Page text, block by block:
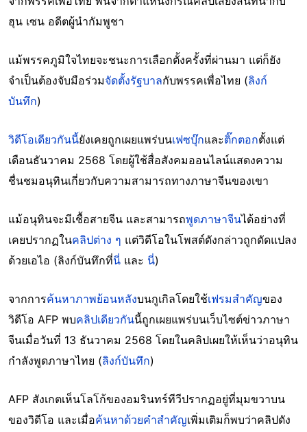
ฮุน เซน อดีตผู้นำกัมพูชา
แม้พรรคภูมิใจไทยจะชนะการเลือกตั้งครั้งที่ผ่านมา แต่ก็ยัง
จำเป็นต้องจับมือร่วมจัดตั้งรัฐบาลกับพรรคเพื่อไทย (ลิงก์
บันทึก)
วิดีโอเดียวกันนี้ยังเคยถูกเผยแพร่บนเฟซบุ๊กและติ๊กตอกตั้งแต่
เดือนธันวาคม 2568 โดยผู้ใช้สื่อสังคมออนไลน์แสดงความ
ชื่นชมอนุทินเกี่ยวกับความสามารถทางภาษาจีนของเขา
แม้อนุทินจะมีเชื้อสายจีน และสามารถพูดภาษาจีนได้อย่างที่
เคยปรากฏในคลิปต่าง ๆ แต่วิดีโอในโพสต์ดังกล่าวถูกดัดแปลง
ด้วยเอไอ (ลิงก์บันทึกที่นี่ และ นี่)
จากการค้นหาภาพย้อนหลังบนกูเกิลโดยใช้เฟรมสำคัญของ
วิดีโอ AFP พบคลิปเดียวกันนี้ถูกเผยแพร่บนเว็บไซต์ข่าวภาษา
จีนเมื่อวันที่ 13 ธันวาคม 2568 โดยในคลิปเผยให้เห็นว่าอนุทิน
กำลังพูดภาษาไทย (ลิงก์บันทึก)
AFP สังเกตเห็นโลโก้ของอมรินทร์ทีวีปรากฏอยู่ที่มุมขวาบน
ของวิดีโอ และเมื่อค้นหาด้วยคำสำคัญเพิ่มเติมก็พบว่าคลิปดัง